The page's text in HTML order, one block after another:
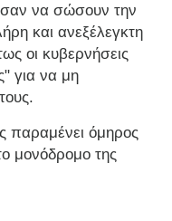
να σώσουν την
και ανεξέλεγκτη
οι κυβερνήσεις
για να μη
παραμένει όμηρος
μονόδρομο της